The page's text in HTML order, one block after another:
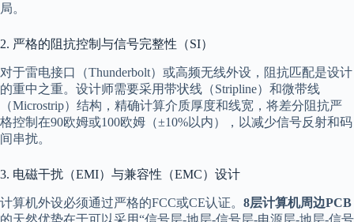
局。
2. 严格的阻抗控制与信号完整性（SI）
对于雷电接口（Thunderbolt）或高频无线外设，阻抗匹配是设计
的重中之重。设计师需要采用带状线（Stripline）和微带线
（Microstrip）结构，精确计算介质厚度和线宽，将差分阻抗严
格控制在90欧姆或100欧姆（±10%以内），以减少信号反射和码
间串扰。
3. 电磁干扰（EMI）与兼容性（EMC）设计
计算机外设必须通过严格的FCC或CE认证。 8层计算机周边PCB
的天然优势在于可以采用“信号层-地层-信号层-电源层-地层-信号